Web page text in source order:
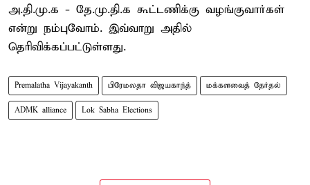
அ.தி.மு.க - தே.மு.தி.க கூட்டணிக்கு வழங்குவார்கள்
என்று நம்புவோம். இவ்வாறு அதில்
தெரிவிக்கப்பட்டுள்ளது.
Premalatha Vijayakanth பிரேமலதா விஜயகாந்த் மக்களவைத் தேர்தல்
ADMK alliance Lok Sabha Elections